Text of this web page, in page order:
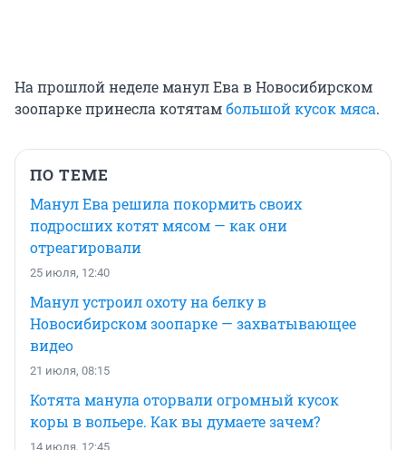
На прошлой неделе манул Ева в Новосибирском
зоопарке принесла котятамбольшой кусок мяса.
ПО ТЕМЕ
Манул Ева решила покормить своих
подросших котят мясом — как они
отреагировали
25 июля, 12:40
Манул устроил охоту на белку в
Новосибирском зоопарке — захватывающее
видео
21 июля, 08:15
Котята манула оторвали огромный кусок
коры в вольере. Как вы думаете зачем?
14 июля, 12:45